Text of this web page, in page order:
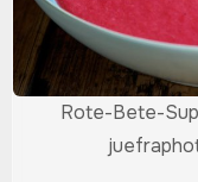
Rote-Bete-